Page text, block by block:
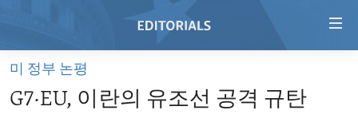
Skip
main
미 정부 논평
G7·EU, 이란의 유조선 공격 규탄